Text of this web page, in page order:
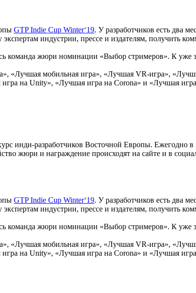
GTP Indie Cup Winter‘19. У разработчиков есть два
индустрии, прессе и издателям, получить
команда жюри номинации «Выбор стримеров». К
«Лучшая мобильная игра», «Лучшая VR-игра»,
на Unity», «Лучшая игра на Corona» и «Лучшая
инди-разработчиков Восточной Европы. Ежегодно в
жюри и награждение происходят на сайте и в
GTP Indie Cup Winter‘19. У разработчиков есть два
индустрии, прессе и издателям, получить
команда жюри номинации «Выбор стримеров». К
«Лучшая мобильная игра», «Лучшая VR-игра»,
на Unity», «Лучшая игра на Corona» и «Лучшая